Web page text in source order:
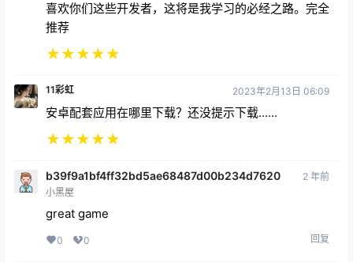
喜欢你们这些开发者，这将是我学习的必经之路。完全
推荐
★★★★★
11彩虹 2023年2月13日 06:09
安卓配套应用在哪里下载？还没提示下载……
★★★★★
b39f9a1bf4ff32bd5ae68487d00b234d7620
小黑屋
2 年前
great game
0 0 回复